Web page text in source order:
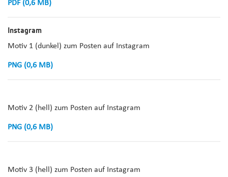
PDF (0,6 MB)
Instagram
Motiv 1 (dunkel) zum Posten auf Instagram
PNG (0,6 MB)
Motiv 2 (hell) zum Posten auf Instagram
PNG (0,6 MB)
Motiv 3 (hell) zum Posten auf Instagram